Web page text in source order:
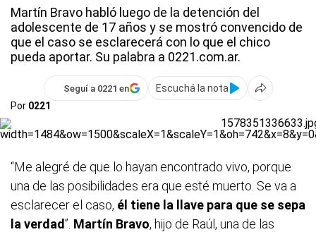
Martín Bravo habló luego de la detención del
adolescente de 17 años y se mostró convencido de
que el caso se esclarecerá con lo que el chico
pueda aportar. Su palabra a 0221.com.ar.
Seguí a 0221 en
Escuchá la nota
Por 0221
“Me alegré de que lo hayan encontrado vivo, porque
una de las posibilidades era que esté muerto. Se va a
esclarecer el caso, él tiene la llave para que se sepa
la verdad”. Martín Bravo, hijo de Raúl, una de las